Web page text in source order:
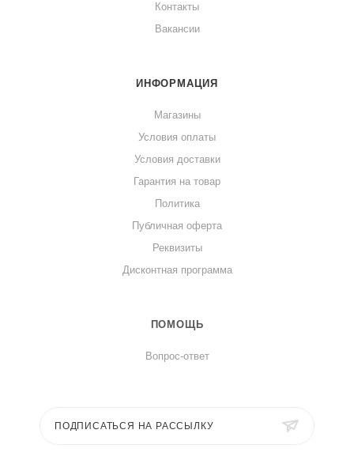
Контакты
Вакансии
ИНФОРМАЦИЯ
Магазины
Условия оплаты
Условия доставки
Гарантия на товар
Политика
Публичная оферта
Реквизиты
Дисконтная программа
ПОМОЩЬ
Вопрос-ответ
ПОДПИСАТЬСЯ НА РАССЫЛКУ